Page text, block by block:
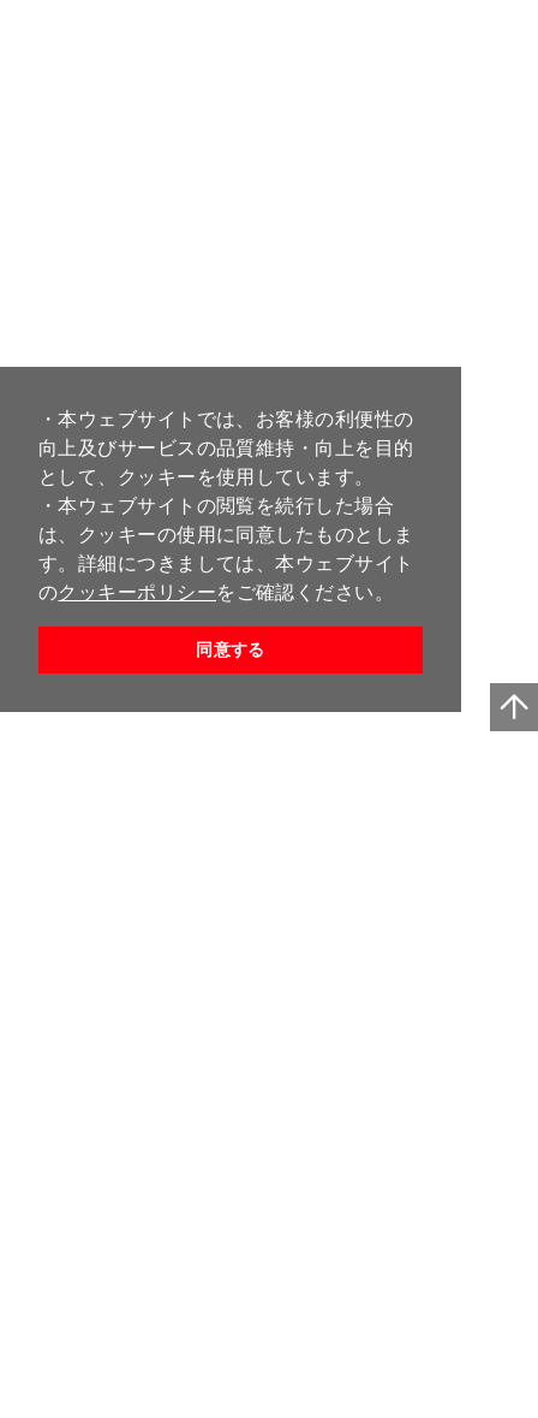
・本ウェブサイトでは、お客様の利便性の
向上及びサービスの品質維持・向上を目的
として、クッキーを使用しています。
・本ウェブサイトの閲覧を続行した場合
は、クッキーの使用に同意したものとしま
す。詳細につきましては、本ウェブサイト
のクッキーポリシーをご確認ください。
同意する